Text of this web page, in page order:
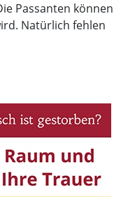
Passanten können
Natürlich fehlen